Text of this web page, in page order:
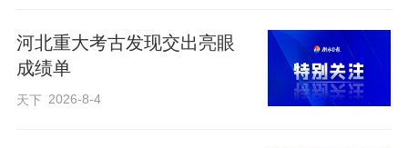
河北重大考古发现交出亮眼
成绩单
天下 2026-8-4